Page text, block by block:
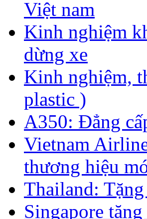
Việt nam
Kinh nghiệm
dừng xe
Kinh nghiệm,
plastic )
A350: Đẳng
Vietnam
thương hiệu
Thailand:
Singapore